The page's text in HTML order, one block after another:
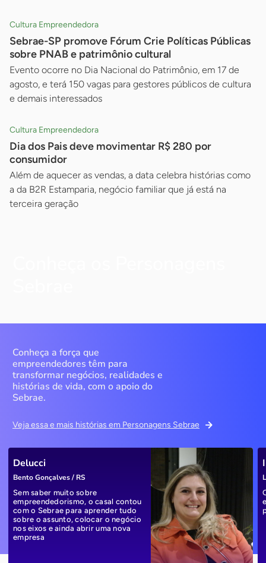
Cultura Empreendedora
Sebrae-SP promove Fórum Crie Políticas Públicas
sobre PNAB e patrimônio cultural
Evento ocorre no Dia Nacional do Patrimônio, em 17 de
agosto, e terá 150 vagas para gestores públicos de cultura
e demais interessados
Cultura Empreendedora
Dia dos Pais deve movimentar R$ 280 por
consumidor
Além de aquecer as vendas, a data celebra histórias como
a da B2R Estamparia, negócio familiar que já está na
terceira geração
Conheça a força que
empreendedores têm para
transformar negócios, realidades e
histórias de vida, com o apoio do
Sebrae.
Veja essa e mais histórias em Personagens Sebrae
Delucci
Bento Gonçalves / RS
Sem saber muito sobre
empreendedorismo, o casal contou
com o Sebrae para aprender tudo
sobre o assunto, colocar o negócio
nos eixos e ainda abrir uma nova
empresa